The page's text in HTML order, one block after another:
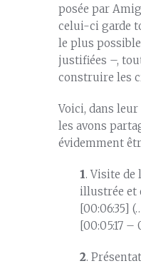
posée par
celui-ci garde
le plus
justifiées –,
construire les
Voici, dans
les avons
évidemment
1. Visite
illustrée et
[00:06:35]
[00:05:17 –
2.